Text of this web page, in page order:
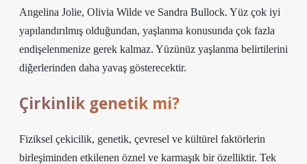
Angelina Jolie, Olivia Wilde ve Sandra Bullock. Yüz çok iyi
yapılandırılmış olduğundan, yaşlanma konusunda çok fazla
endişelenmenize gerek kalmaz. Yüzünüz yaşlanma belirtilerini
diğerlerinden daha yavaş gösterecektir.
Çirkinlik genetik mi?
Fiziksel çekicilik, genetik, çevresel ve kültürel faktörlerin
birleşiminden etkilenen öznel ve karmaşık bir özelliktir. Tek